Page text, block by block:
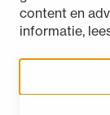
content en
informatie,
Disclaimer